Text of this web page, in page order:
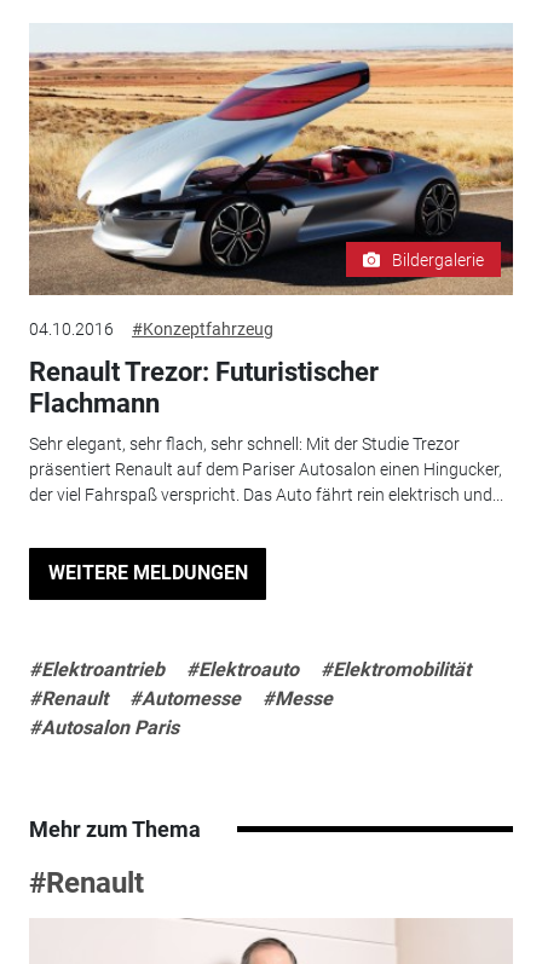
Bildergalerie
04.10.2016 #Konzeptfahrzeug
Renault Trezor: Futuristischer
Flachmann
Sehr elegant, sehr flach, sehr schnell: Mit der Studie Trezor
präsentiert Renault auf dem Pariser Autosalon einen Hingucker,
der viel Fahrspaß verspricht. Das Auto fährt rein elektrisch und...
WEITERE MELDUNGEN
#Elektroantrieb #Elektroauto
#Elektromobilität
#Renault
#Automesse
#Messe
#Autosalon Paris
Mehr zum Thema
#Renault